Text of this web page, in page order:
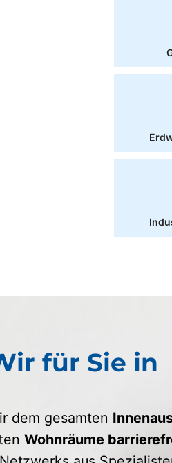
für Sie in
dem gesamten
Wohnräume